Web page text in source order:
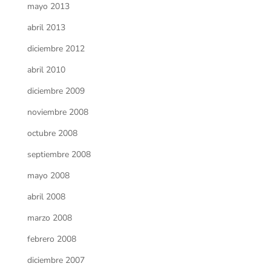
mayo 2013
abril 2013
diciembre 2012
abril 2010
diciembre 2009
noviembre 2008
octubre 2008
septiembre 2008
mayo 2008
abril 2008
marzo 2008
febrero 2008
diciembre 2007